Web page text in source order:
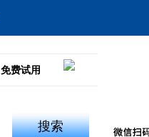
免费试用
搜索